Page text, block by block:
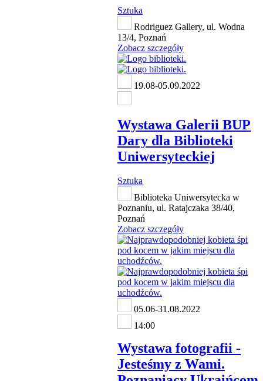
Sztuka
Rodriguez Gallery, ul. Wodna
13/4, Poznań
Zobacz szczegóły
19.08-05.09.2022
Wystawa Galerii BUP
Dary dla Biblioteki
Uniwersyteckiej
Sztuka
Biblioteka Uniwersytecka w
Poznaniu, ul. Ratajczaka 38/40,
Poznań
Zobacz szczegóły
05.06-31.08.2022
14:00
Wystawa fotografii -
Jesteśmy z Wami.